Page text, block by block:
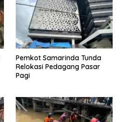
Pemkot Samarinda Tunda
Relokasi Pedagang Pasar
Pagi